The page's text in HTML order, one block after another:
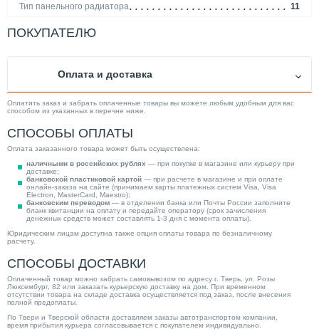
Тип панельного радиатора
11
Тепловая мощность (Вт)
Высота (мм)
300.00
Производитель
Вес товара, нетто (кг)
Максимальная рабочая температура (°С)
Категория
ПОКУПАТЕЛЮ
Оплата и доставка
Оплатить заказ и забрать оплаченные товары вы можете любым удобным для вас
способом из указанных в перечне ниже.
СПОСОБЫ ОПЛАТЫ
Оплата заказанного товара может быть осуществлена:
наличными в российских рублях — при покупке в магазине или курьеру при
доставке;
банковской пластиковой картой — при расчете в магазине и при оплате
онлайн-заказа на сайте (принимаем карты платежных систем Visa, Visa
Electron, MasterCard, Maestro);
банковским переводом — в отделении банка или Почты России заполните
бланк квитанции на оплату и передайте оператору (срок зачисления
денежных средств может составлять 1-3 дня с момента оплаты).
Юридическим лицам доступна также опция оплаты товара по безналичному
расчету.
СПОСОБЫ ДОСТАВКИ
Оплаченный товар можно забрать самовывозом по адресу г. Тверь, ул. Розы
Люксембург, 82 или заказать курьерскую доставку на дом. При временном
отсутствии товара на складе доставка осуществляется под заказ, после внесения
полной предоплаты.
По Твери и Тверской области доставляем заказы автотранспортом компании,
время прибытия курьера согласовывается с покупателем индивидуально.